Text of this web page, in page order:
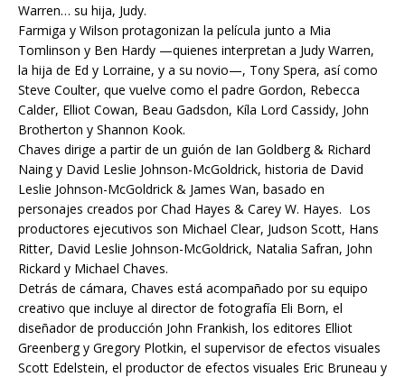
Warren… su hija, Judy.
Farmiga y Wilson protagonizan la película junto a Mia
Tomlinson y Ben Hardy —quienes interpretan a Judy Warren,
la hija de Ed y Lorraine, y a su novio—, Tony Spera, así como
Steve Coulter, que vuelve como el padre Gordon, Rebecca
Calder, Elliot Cowan, Beau Gadsdon, Kíla Lord Cassidy, John
Brotherton y Shannon Kook.
Chaves dirige a partir de un guión de Ian Goldberg & Richard
Naing y David Leslie Johnson-McGoldrick, historia de David
Leslie Johnson-McGoldrick & James Wan, basado en
personajes creados por Chad Hayes & Carey W. Hayes. Los
productores ejecutivos son Michael Clear, Judson Scott, Hans
Ritter, David Leslie Johnson-McGoldrick, Natalia Safran, John
Rickard y Michael Chaves.
Detrás de cámara, Chaves está acompañado por su equipo
creativo que incluye al director de fotografía Eli Born, el
diseñador de producción John Frankish, los editores Elliot
Greenberg y Gregory Plotkin, el supervisor de efectos visuales
Scott Edelstein, el productor de efectos visuales Eric Bruneau y